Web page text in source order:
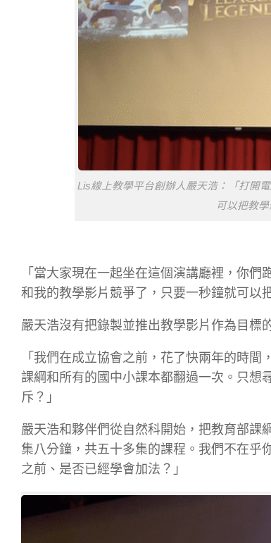
Lis線上教學平台創辦人嚴天浩：「打開
可以把教
「當大家現在一起坐在這個演講廳裡，你
和我的教學影片競爭了，只要一秒鐘就可以
嚴天浩沒有把錄製並推出教學影片作為目標
「我們在成立協會之前，花了快兩年的時
課綱和所有的國中小課本都翻過一次。只想
斥？」
嚴天浩和夥伴們從自然科開始，把教育部課
集八分鐘，共五十多集的課程。我們不在乎
之前、是否已經學會加法？」